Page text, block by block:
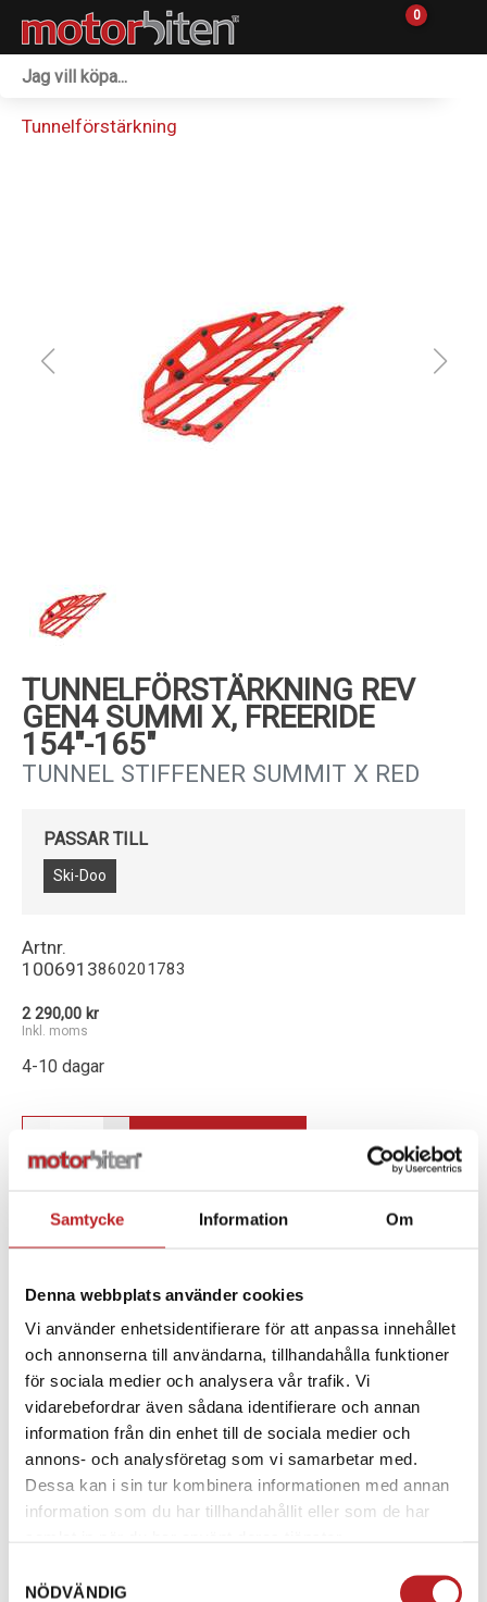
Samtycke Information Om
Denna webbplats använder cookies
Vi använder enhetsidentifierare för att anpassa innehållet
och annonserna till användarna, tillhandahålla funktioner
för sociala medier och analysera vår trafik. Vi
vidarebefordrar även sådana identifierare och annan
information från din enhet till de sociala medier och
annons- och analysföretag som vi samarbetar med.
Dessa kan i sin tur kombinera informationen med annan
information som du har tillhandahållit eller som de har
NÖDVÄNDIG
0
Reservdelar
Tunnelförstärkning
TUNNELFÖRSTÄRKNING REV
GEN4 SUMMI X, FREERIDE
154"-165"
TUNNEL STIFFENER SUMMIT X RED
PASSAR TILL
Ski-Doo
Artnr.
1006913860201783
2 290,00 kr
Inkl. moms
4-10 dagar
BESKRIVNING
Ökad styrka och grepp längs fotstegen. Polerade
aluminiumprofiler. Olikfärgade profiler som ger ett
elegant utseende. Ger ökat stöd och fotgrepp för
hård körning i lössnö. Passar REV Gen4 Summit X (ej
Expert-paketet). Passar inte ihop med justerbar
tMotion-begränsare (860201492).